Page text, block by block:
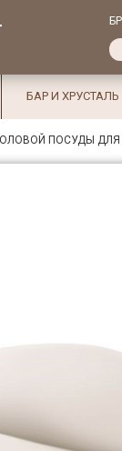
БАР И ХРУСТАЛЬ
ПОСУДЫ ДЛЯ